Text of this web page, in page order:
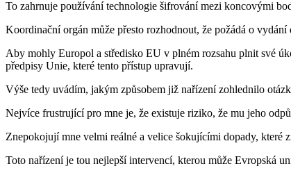
To zahrnuje používání technologie šifrování mezi koncovými
Koordinační orgán může přesto rozhodnout, že požádá o
Aby mohly Europol a středisko EU v plném rozsahu plnit své
předpisy Unie, které tento přístup upravují.
Výše tedy uvádím, jakým způsobem již nařízení zohlednilo
Nejvíce frustrující pro mne je, že existuje riziko, že mu jeho
Znepokojují mne velmi reálné a velice šokujícími dopady, které
Toto nařízení je tou nejlepší intervencí, kterou může Evropská